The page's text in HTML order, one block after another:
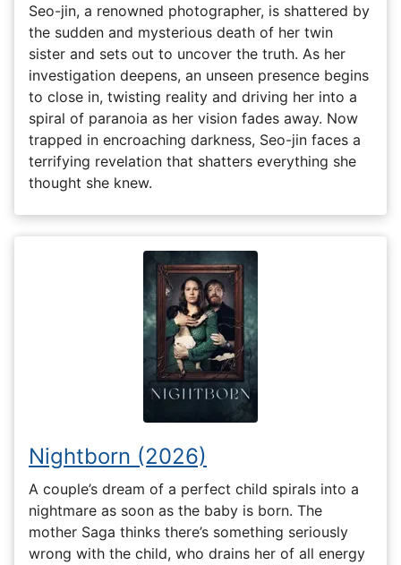
Seo-jin, a renowned photographer, is shattered by
the sudden and mysterious death of her twin
sister and sets out to uncover the truth. As her
investigation deepens, an unseen presence begins
to close in, twisting reality and driving her into a
spiral of paranoia as her vision fades away. Now
trapped in encroaching darkness, Seo-jin faces a
terrifying revelation that shatters everything she
thought she knew.
Nightborn (2026)
A couple’s dream of a perfect child spirals into a
nightmare as soon as the baby is born. The
mother Saga thinks there’s something seriously
wrong with the child, who drains her of all energy